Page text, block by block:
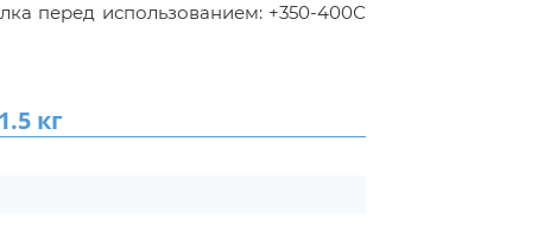
перед использованием: +350-400С
кг